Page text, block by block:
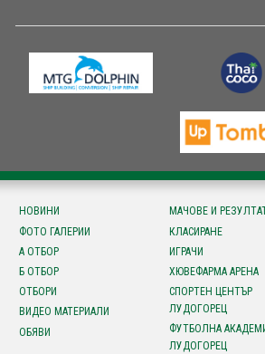
НОВИНИ
ФОТО ГАЛЕРИИ
А ОТБОР
Б ОТБОР
ОТБОРИ
ВИДЕО МАТЕРИАЛИ
ОБЯВИ
МАЧОВЕ И
КЛАСИРАНЕ
ИГРАЧИ
ХЮВЕФАРМА АРЕНА
СПОРТЕН ЦЕНТЪР
ЛУДОГОРЕЦ
ФУТБОЛНА
ЛУДОГОРЕЦ